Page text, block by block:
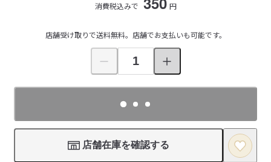
消費税込みで 円
店舗受け取りで送料無料。店舗でお支払いも可能です。
店舗在庫を確認する